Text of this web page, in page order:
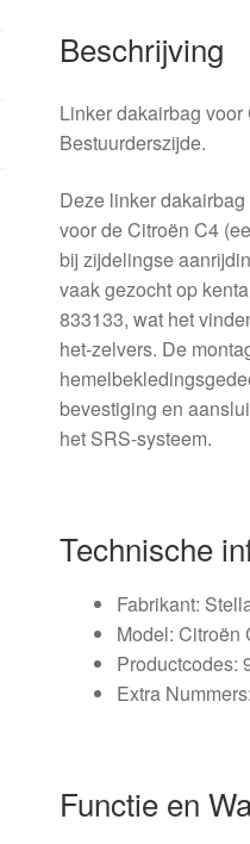
Beschrijving
Linker dakairbag
Bestuurderszijde.
Deze linker
voor de Citroën C4
bij zijdelingse
vaak gezocht op
833133, wat het
het-zelvers. De
bevestiging en
het SRS-systeem.
Technische
Fabrikant:
Model: Citroën
Productcodes:
Extra
Functie en